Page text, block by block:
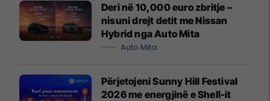
Deri në 10,000 euro zbritje –
nisuni drejt detit me Nissan
Hybrid nga Auto Mita
Auto Mita
Përjetojeni Sunny Hill Festival
2026 me energjinë e Shell-it